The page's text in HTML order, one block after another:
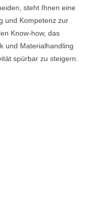
steht Ihnen eine
und Kompetenz zur
Know-how, das
und Materialhandling
spürbar zu steigern.